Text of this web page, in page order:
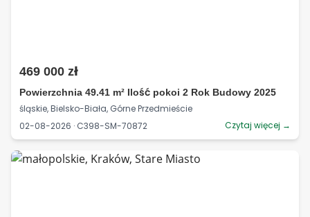
469 000 zł
Powierzchnia 49.41 m² Ilość pokoi 2 Rok Budowy 2025
śląskie, Bielsko-Biała, Górne Przedmieście
02-08-2026 · C398-SM-70872
Czytaj więcej →